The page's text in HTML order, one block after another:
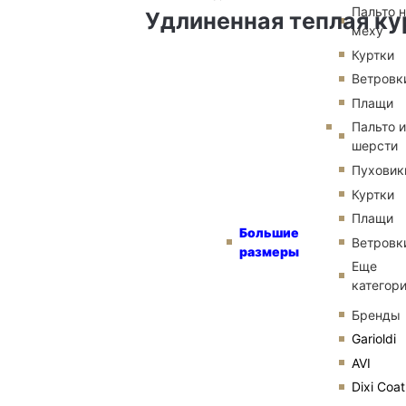
Большие
размеры
Пальто
меху
Куртки
Плащи
Пальто
шерсти
Куртки
Плащи
Еще
Бренды
Garioldi
AVI
Dixi Coat
Удлиненная теплая